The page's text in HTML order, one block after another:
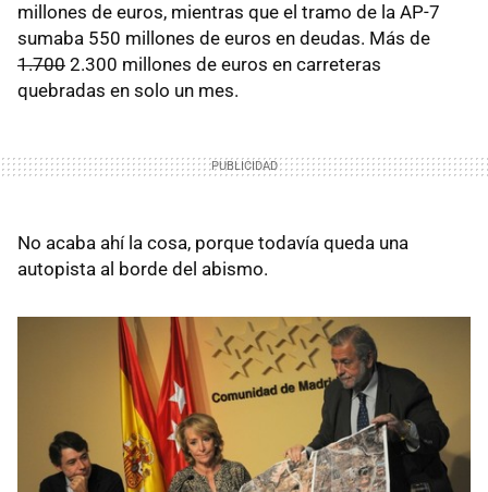
millones de euros, mientras que el tramo de la AP-7
sumaba 550 millones de euros en deudas. Más de
1.700 2.300 millones de euros en carreteras
quebradas en solo un mes.
No acaba ahí la cosa, porque todavía queda una
autopista al borde del abismo.